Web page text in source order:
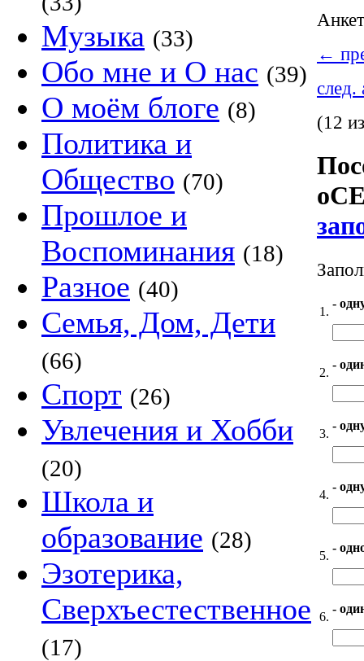
Музыка (33)
Обо мне и О нас (39)
О моём блоге (8)
Политика и
Общество (70)
Прошлое и
Воспоминания (18)
Разное (40)
Семья, Дом, Дети
(66)
Спорт (26)
Увлечения и Хобби
(20)
Школа и
образование (28)
Эзотерика,
Сверхъестественное
(17)
←
след.
(12
1.
-
2.
-
3.
-
4.
-
5.
-
6.
-